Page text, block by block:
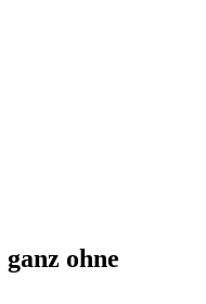
ohne